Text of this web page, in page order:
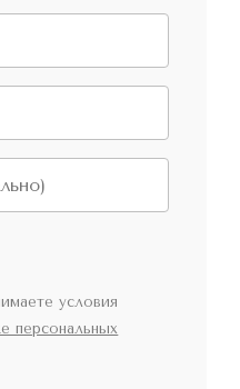
условия
персональных